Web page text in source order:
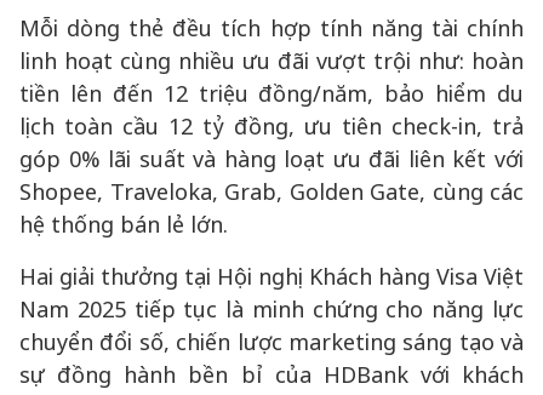
Mỗi dòng thẻ đều tích hợp tính năng tài chính
linh hoạt cùng nhiều ưu đãi vượt trội như: hoàn
tiền lên đến 12 triệu đồng/năm, bảo hiểm du
lịch toàn cầu 12 tỷ đồng, ưu tiên check-in, trả
góp 0% lãi suất và hàng loạt ưu đãi liên kết với
Shopee, Traveloka, Grab, Golden Gate, cùng các
hệ thống bán lẻ lớn.
Hai giải thưởng tại Hội nghị Khách hàng Visa Việt
Nam 2025 tiếp tục là minh chứng cho năng lực
chuyển đổi số, chiến lược marketing sáng tạo và
sự đồng hành bền bỉ của HDBank với khách